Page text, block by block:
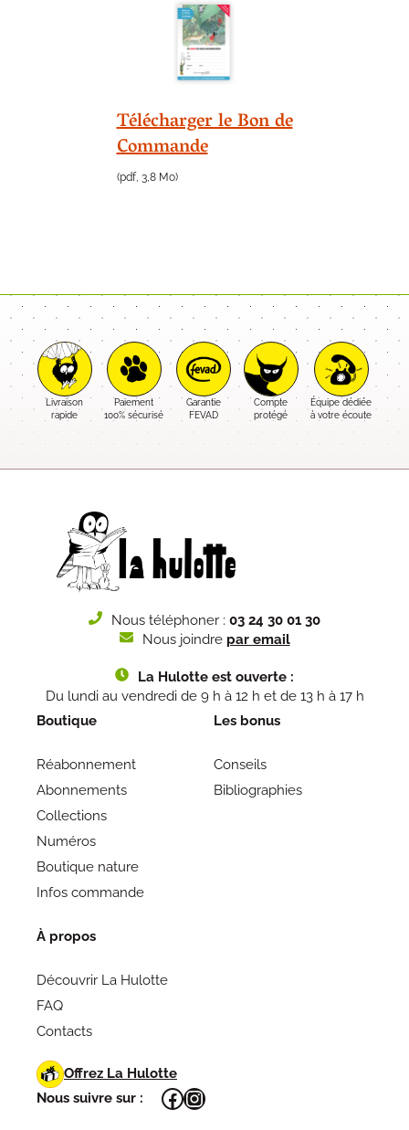
Télécharger le Bon de
Commande
(pdf, 3,8 Mo)
Livraison
rapide
Paiement
100% sécurisé
Garantie
FEVAD
Compte
protégé
Équipe dédiée
à votre écoute
Nous téléphoner : 03 24 30 01 30
Nous joindre par email
La Hulotte est ouverte :
Du lundi au vendredi de 9 h à 12 h et de 13 h à 17 h
Boutique
Réabonnement
Abonnements
Collections
Numéros
Boutique nature
Infos commande
Les bonus
Conseils
Bibliographies
À propos
Découvrir La Hulotte
FAQ
Contacts
Offrez La Hulotte
Nous suivre sur :
Facebook
Instagram